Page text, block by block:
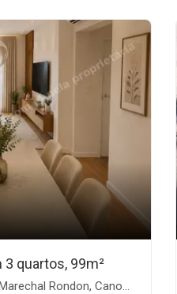
quartos, 99m²
Rondon, Canoas-RS